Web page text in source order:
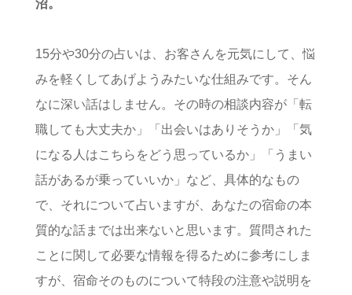
沼。
15分や30分の占いは、お客さんを元気にして、悩
みを軽くしてあげようみたいな仕組みです。そん
なに深い話はしません。その時の相談内容が「転
職しても大丈夫か」「出会いはありそうか」「気
になる人はこちらをどう思っているか」「うまい
話があるが乗っていいか」など、具体的なもの
で、それについて占いますが、あなたの宿命の本
質的な話までは出来ないと思います。質問された
ことに関して必要な情報を得るために参考にしま
すが、宿命そのものについて特段の注意や説明を